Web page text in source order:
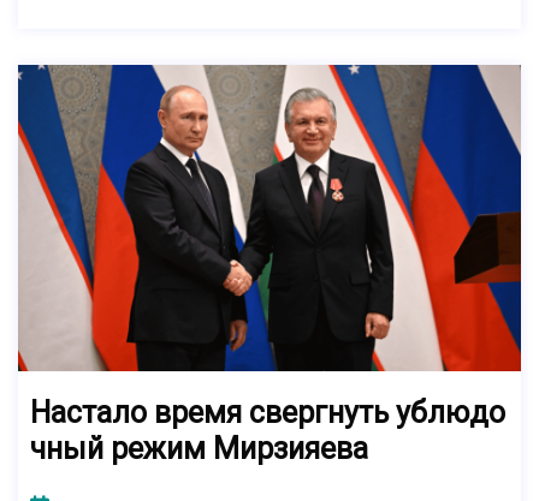
Настало время свергнуть ублюдо
чный режим Мирзияева